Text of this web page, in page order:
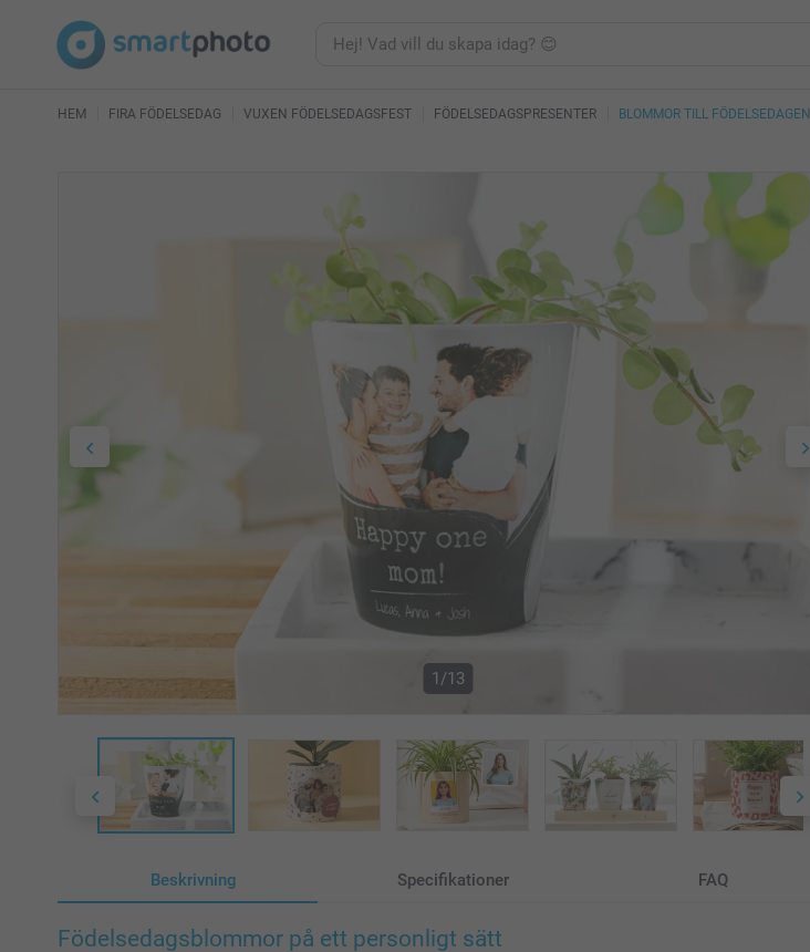
HEM FIRA FÖDELSEDAG VUXEN FÖDELSEDAGSFEST FÖDELSEDAGSPRESENTER BLOMMOR TILL FÖDELSEDAGEN
1/13
Beskrivning Specifikationer FAQ
Födelsedagsblommor på ett personligt sätt